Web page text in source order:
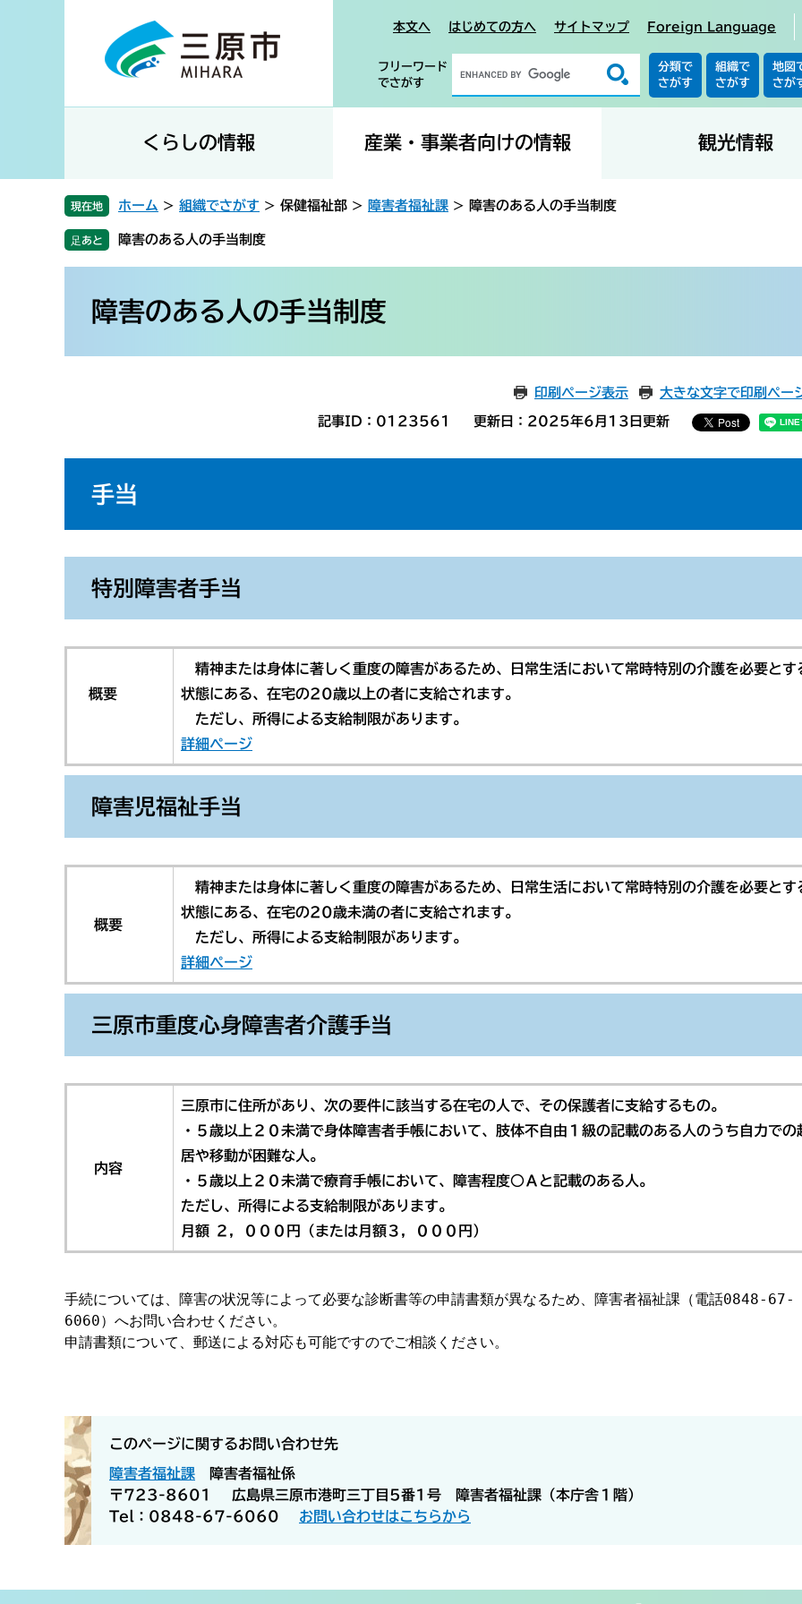
。
て
本文へ はじめての方へ サイトマップ Foreign Language
フリーワード
でさがす
分類で
さがす
組織で
さがす
地図
さが
くらしの情報 産業・事業者向けの情報 観光情報
現在地 ホーム > 組織でさがす > 保健福祉部 > 障害者福祉課 > 障害のある人の手当制度
障害のある人の手当制度
障害のある人の手当制度
印刷ページ表示 大きな文字で印刷ペー
記事ID：0123561 更新日：2025年6月13日更新
手当
特別障害者手当
概要
精神または身体に著しく重度の障害があるため、日常生活において常時特別の介護を必要とす
状態にある、在宅の20歳以上の者に支給されます。
ただし、所得による支給制限があります。
詳細ページ
障害児福祉手当
概要
精神または身体に著しく重度の障害があるため、日常生活において常時特別の介護を必要とす
状態にある、在宅の20歳未満の者に支給されます。
ただし、所得による支給制限があります。
詳細ページ
三原市重度心身障害者介護手当
内容
三原市に住所があり、次の要件に該当する在宅の人で、その保護者に支給するもの。
・５歳以上２０未満で身体障害者手帳において、肢体不自由１級の記載のある人のうち自力での
居や移動が困難な人。
・５歳以上２０未満で療育手帳において、障害程度○Ａと記載のある人。
ただし、所得による支給制限があります。
月額 ２，０００円（または月額３，０００円）
手続については、障害の状況等によって必要な診断書等の申請書類が異なるため、障害者福祉課（電話0848-67-
6060）へお問い合わせください。
申請書類について、郵送による対応も可能ですのでご相談ください。
このページに関するお問い合わせ先
障害者福祉課
障害者福祉係
〒723-8601
広島県三原市港町三丁目5番1号 障害者福祉課（本庁舎１階）
Tel：0848-67-6060
お問い合わせはこちらから